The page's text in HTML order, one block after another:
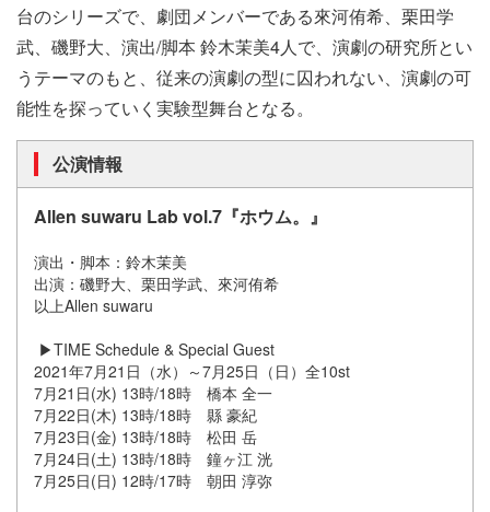
台のシリーズで、劇団メンバーである來河侑希、栗田学
武、磯野大、演出/脚本 鈴木茉美4人で、演劇の研究所とい
うテーマのもと、従来の演劇の型に囚われない、演劇の可
能性を探っていく実験型舞台となる。
公演情報
Allen suwaru Lab vol.7『ホウム。』
演出・脚本：鈴木茉美
出演：磯野大、栗田学武、來河侑希
以上Allen suwaru
▶︎TIME Schedule & Special Guest
2021年7月21日（水）～7月25日（日）全10st
7月21日(水) 13時/18時 橋本 全一
7月22日(木) 13時/18時 縣 豪紀
7月23日(金) 13時/18時 松田 岳
7月24日(土) 13時/18時 鐘ヶ江 洸
7月25日(日) 12時/17時 朝田 淳弥